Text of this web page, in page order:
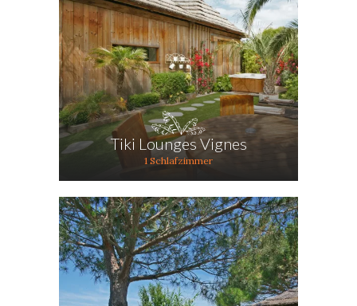
Tiki Lounges Vignes
1 Schlafzimmer